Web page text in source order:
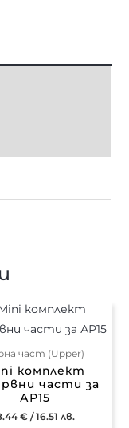
част (Upper)
комплект
части за
АР15
€/ 16.51 лв.